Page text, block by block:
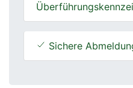
Sichere